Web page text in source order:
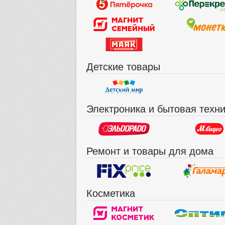
Детские товары
Электроника и бытовая
Ремонт и товары для дома
Косметика